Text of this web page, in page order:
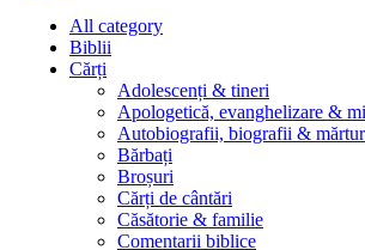
All category
Biblii
Cărți
Adolescenți & tineri
Apologetică, evanghelizare &
Autobiografii, biografii &
Bărbați
Broșuri
Cărți de cântări
Căsătorie & familie
Comentarii biblice